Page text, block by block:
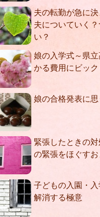
夫の転勤が急に
夫についていく
い？
娘の入学式～県
かる費用にビック
娘の合格発表に思
緊張したときの
の緊張をほぐす
子どもの入園・
解消する極意